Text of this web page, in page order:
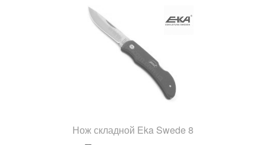
Нож складной Eka Swede 8